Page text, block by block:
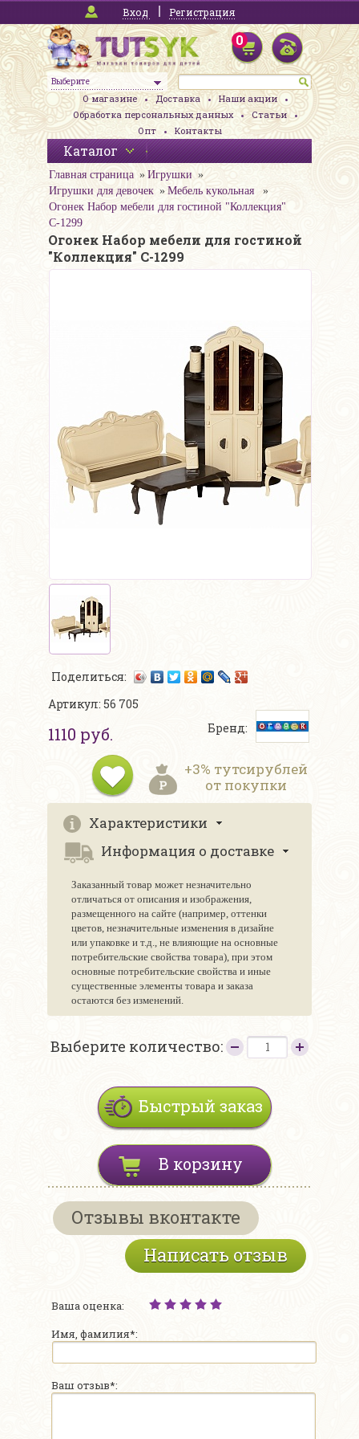
Вход Регистрация
Выберите
0
О магазине Доставка
Наши акции
Обработка персональных данных
Статьи
Опт
Контакты
Каталог
Главная страница
Игрушки
Игрушки для девочек
Мебель кукольная
Огонек Набор мебели для гостиной "Коллекция"
С-1299
Огонек Набор мебели для гостиной
"Коллекция" С-1299
Поделиться:
Артикул: 56 705
1110 руб. Бренд:
+3% тутсирублей
от покупки
Характеристики
Информация о доставке
Заказанный товар может незначительно
отличаться от описания и изображения,
размещенного на сайте (например, оттенки
цветов, незначительные изменения в дизайне
или упаковке и т.д., не влияющие на основные
потребительские свойства товара), при этом
основные потребительские свойства и иные
существенные элементы товара и заказа
остаются без изменений.
Выберите количество:
Быстрый заказ
В корзину
Отзывы вконтакте
Написать отзыв
Ваша оценка:
Имя, фамилия*:
Ваш отзыв*: